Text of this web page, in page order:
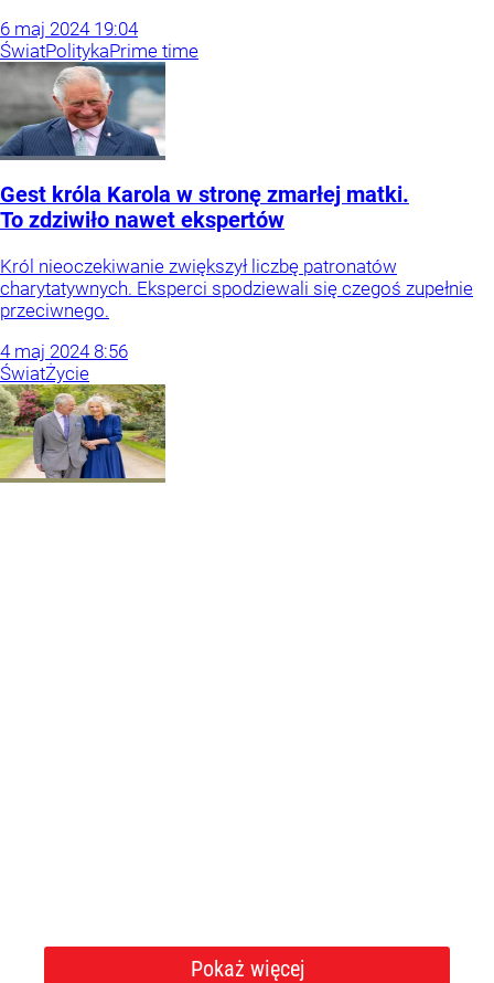
6 maj 2024 19:04
ŚwiatPolitykaPrime time
Gest króla Karola w stronę zmarłej matki.
To zdziwiło nawet ekspertów
Król nieoczekiwanie zwiększył liczbę patronatów
charytatywnych. Eksperci spodziewali się czegoś zupełnie
przeciwnego.
4 maj 2024 8:56
ŚwiatŻycie
Pokaż więcej